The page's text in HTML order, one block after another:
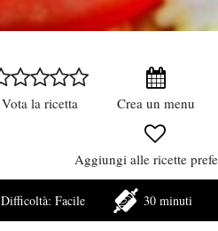
Vota la ricetta Crea un menu
Aggiungi alle ricette
Difficoltà:Facile 30 minuti